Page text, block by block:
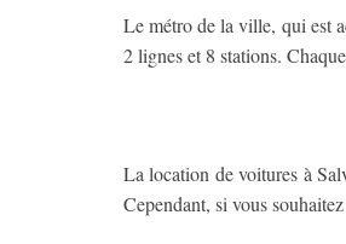
Le métro de la ville, qui est
2 lignes et 8 stations.
La location de voitures à
Cependant, si vous